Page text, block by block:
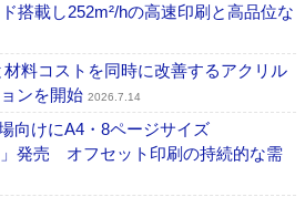
搭載し252m²/hの高速印刷と高品位な
料コストを同時に改善するアクリル
ンを開始 2026.7.14
向けにA4・8ページサイズ
発売 オフセット印刷の持続的な需